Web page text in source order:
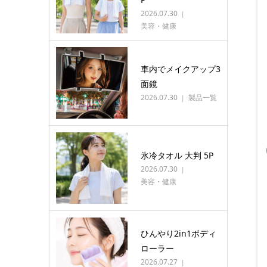
2026.07.30
美容・健康
車内でメイクアップ3
面鏡
2026.07.30 製品一覧
氷冷タオル 大判 5P
2026.07.30
美容・健康
ひんやり2in1ボディ
ローラー
2026.07.27